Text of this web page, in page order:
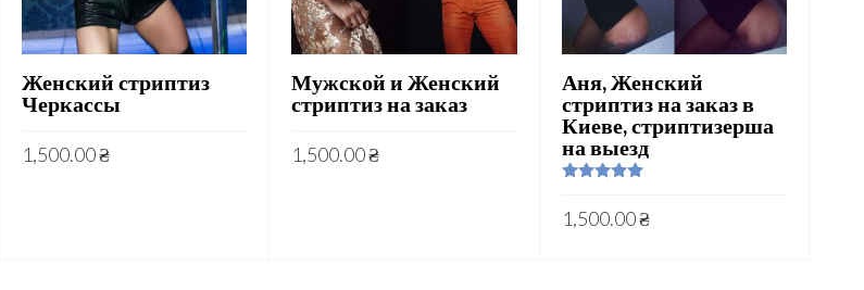
Женский стриптиз
Черкассы
1,500.00₴
Мужской и Женский
стриптиз на заказ
1,500.00₴
Аня, Женский
стриптиз на заказ в
Киеве, стриптизерша
на выезд
1,500.00₴